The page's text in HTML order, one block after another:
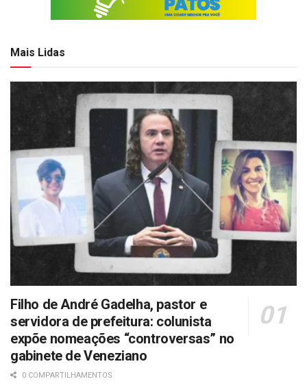
Mais Lidas
Filho de André Gadelha, pastor e
servidora de prefeitura: colunista
expõe nomeações “controversas” no
gabinete de Veneziano
0 COMPARTILHAMENTOS